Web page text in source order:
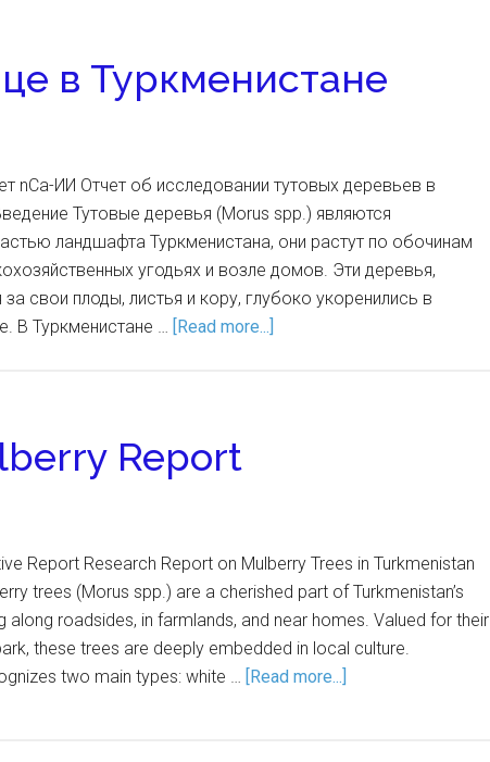
в Туркменистане
nCa-ИИ Отчет об исследовании тутовых деревьев в
Тутовые деревья (Morus spp.) являются
ландшафта Туркменистана, они растут по обочинам
угодьях и возле домов. Эти деревья,
свои плоды, листья и кору, глубоко укоренились в
В Туркменистане … [Read more...]
Report
Report Research Report on Mulberry Trees in Turkmenistan
trees (Morus spp.) are a cherished part of Turkmenistan’s
along roadsides, in farmlands, and near homes. Valued for their
these trees are deeply embedded in local culture.
two main types: white … [Read more...]